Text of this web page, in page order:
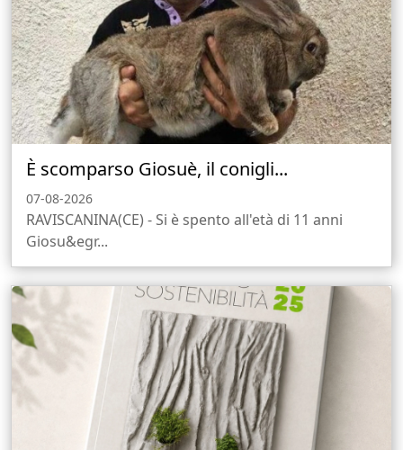
È scomparso Giosuè, il conigli...
07-08-2026
RAVISCANINA(CE) - Si è spento all'età di 11 anni
Giosu&egr...